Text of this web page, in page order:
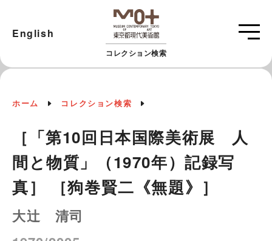
コレクション検索
English
ホーム コレクション検索
［「第10回日本国際美術展 人
間と物質」（1970年）記録写
真］ ［狗巻賢二《無題》］
大辻 清司